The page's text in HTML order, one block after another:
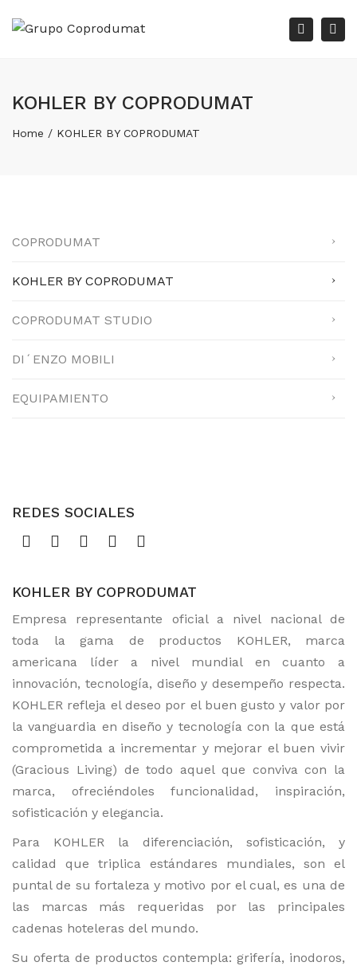
Search
KOHLER BY COPRODUMAT
Home KOHLER BY COPRODUMAT
COPRODUMAT
KOHLER BY COPRODUMAT
COPRODUMAT STUDIO
DI´ENZO MOBILI
EQUIPAMIENTO
REDES SOCIALES
KOHLER BY COPRODUMAT
Empresa representante oficial a nivel nacional de
toda la gama de productos KOHLER, marca
americana líder a nivel mundial en cuanto a
innovación, tecnología, diseño y desempeño respecta.
KOHLER refleja el deseo por el buen gusto y valor por
la vanguardia en diseño y tecnología con la que está
comprometida a incrementar y mejorar el buen vivir
(Gracious Living) de todo aquel que conviva con la
marca, ofreciéndoles funcionalidad, inspiración,
sofisticación y elegancia.
Para KOHLER la diferenciación, sofisticación, y
calidad que triplica estándares mundiales, son el
puntal de su fortaleza y motivo por el cual, es una de
las marcas más requeridas por las principales
cadenas hoteleras del mundo.
Su oferta de productos contempla: grifería, inodoros,